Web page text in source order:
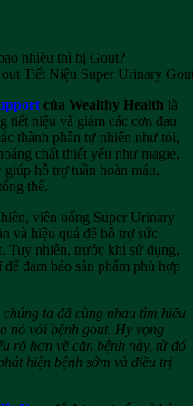
Tiết Niệu Super Urinary
của Wealthy Health là
tiết niệu và giảm các cơn đau
thành phần tự nhiên như tỏi,
chất thiết yếu như magie,
hỗ trợ tuần hoàn máu,
thể.
viên uống Super Urinary
và hiệu quả để hỗ trợ sức
Tuy nhiên, trước khi sử dụng,
đảm bảo sản phẩm phù hợp
ta đã cùng nhau tìm hiểu
nó với bệnh gout. Hy vọng
rõ hơn về căn bệnh này, từ đó
hiện bệnh sớm và điều trị